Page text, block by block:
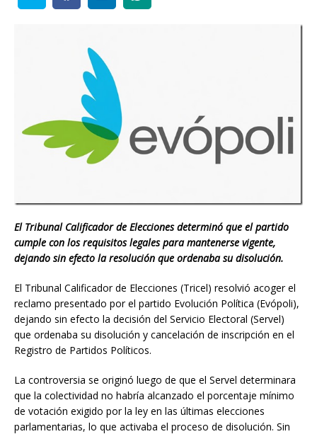
El Tribunal Calificador de Elecciones determinó que el partido
cumple con los requisitos legales para mantenerse vigente,
dejando sin efecto la resolución que ordenaba su disolución.
El Tribunal Calificador de Elecciones (Tricel) resolvió acoger el
reclamo presentado por el partido Evolución Política (Evópoli),
dejando sin efecto la decisión del Servicio Electoral (Servel)
que ordenaba su disolución y cancelación de inscripción en el
Registro de Partidos Políticos.
La controversia se originó luego de que el Servel determinara
que la colectividad no habría alcanzado el porcentaje mínimo
de votación exigido por la ley en las últimas elecciones
parlamentarias, lo que activaba el proceso de disolución. Sin